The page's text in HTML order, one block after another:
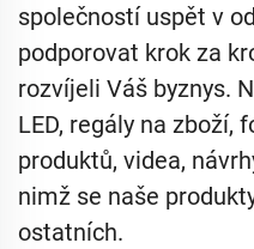
společností uspět v
podporovat krok za
rozvíjeli Váš byznys.
LED, regály na zboží,
produktů, videa,
nimž se naše
ostatních.